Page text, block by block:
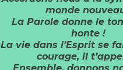
monde
La Parole donne le
honte !
La vie dans l’Esprit se
courage, il